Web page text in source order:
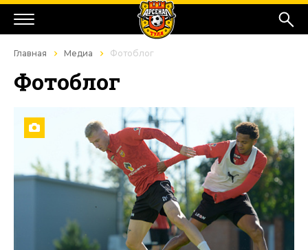
Главная Медиа Фотоблог
Фотоблог